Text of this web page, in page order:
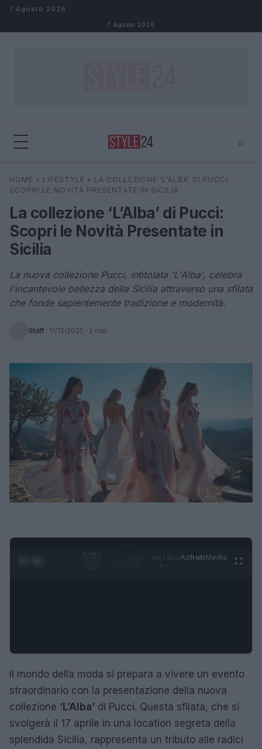
Salta al contenuto
7 Agosto 2026
7 Agosto 2026
⌕
Cerca ⌕
HOME » LIFESTYLE » LA COLLEZIONE ‘L’ALBA’ DI PUCCI:
SCOPRI LE NOVITÀ PRESENTATE IN SICILIA
La collezione ‘L’Alba’ di Pucci:
Scopri le Novità Presentate in
Sicilia
La nuova collezione Pucci, intitolata 'L'Alba', celebra
l'incantevole bellezza della Sicilia attraverso una sfilata
che fonde sapientemente tradizione e modernità.
Staff · 11/12/2025 · 2 min
0:29 /
AdhubMedia
Il mondo della moda si prepara a vivere un evento
straordinario con la presentazione della nuova
collezione ‘L’Alba’ di Pucci. Questa sfilata, che si
svolgerà il 17 aprile in una location segreta della
splendida Sicilia, rappresenta un tributo alle radici